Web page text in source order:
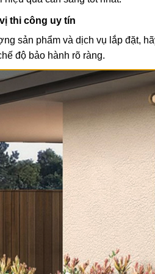
thi công uy tín
sản phẩm và dịch vụ lắp đặt,
độ bảo hành rõ ràng.